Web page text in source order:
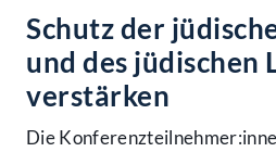
Schutz der
und des jüdischen
verstärken
Die